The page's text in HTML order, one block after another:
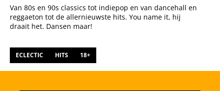
Van 80s en 90s classics tot indiepop en van dancehall en
reggaeton tot de allernieuwste hits. You name it, hij
draait het. Dansen maar!
ECLECTIC HITS 18+